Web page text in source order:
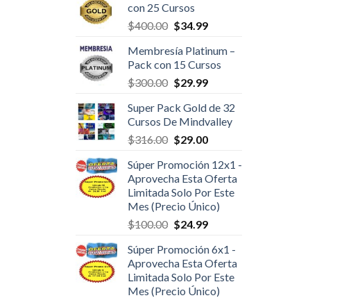
con 25 Cursos
$400.00 $34.99
Membresía Platinum –
Pack con 15 Cursos
$300.00 $29.99
Super Pack Gold de 32
Cursos De Mindvalley
$316.00 $29.00
Súper Promoción 12x1 -
Aprovecha Esta Oferta
Limitada Solo Por Este
Mes (Precio Único)
$100.00 $24.99
Súper Promoción 6x1 -
Aprovecha Esta Oferta
Limitada Solo Por Este
Mes (Precio Único)